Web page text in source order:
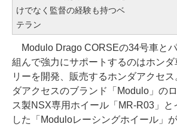
けでなく監督の経験も持つベ
テラン
Modulo Drago CORSEの34号車と
組んで強力にサポートするのはホン
リーを開発、販売するホンダアクセ
ダアクセスのブランド「Modulo」の
ス製NSX専用ホイール「MR-R03」と
した「Moduloレーシングホイール」